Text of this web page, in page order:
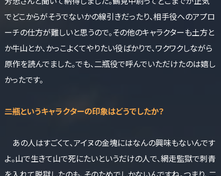
でどこからがそうでないかの線引きだったり、相手役へのアプロ
ーチの仕方が難しいと思うので。その他のキャラクターも土方と
か牛山とか、かっこよくてやりたい役ばかりで、ワクワクしながら
原作を読んでました。でも、二瓶役で呼んでいただけたのは嬉し
かったです。
――二瓶というキャラクターの印象はどうでしたか？
あの人はすごくて、アイヌの金塊にはなんの興味もないんです
よ。山で生きて山で死にたいというだけの人で、網走監獄で刺青